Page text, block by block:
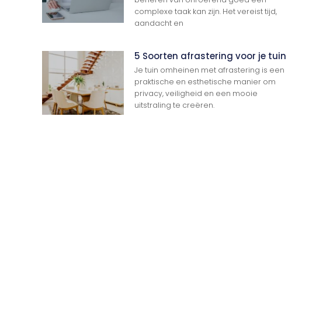
Ga Naar Boven
complexe taak kan zijn. Het vereist tijd,
aandacht en
5 Soorten afrastering voor je tuin
Je tuin omheinen met afrastering is een
praktische en esthetische manier om
privacy, veiligheid en een mooie
uitstraling te creëren.